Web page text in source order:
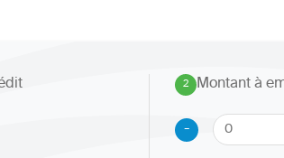
2
.
Montant à
-